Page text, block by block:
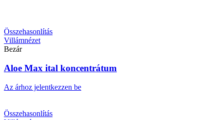
Összehasonlítás
Villámnézet
Bezár
Aloe Max ital koncentrátum
Az árhoz jelentkezzen be
Összehasonlítás